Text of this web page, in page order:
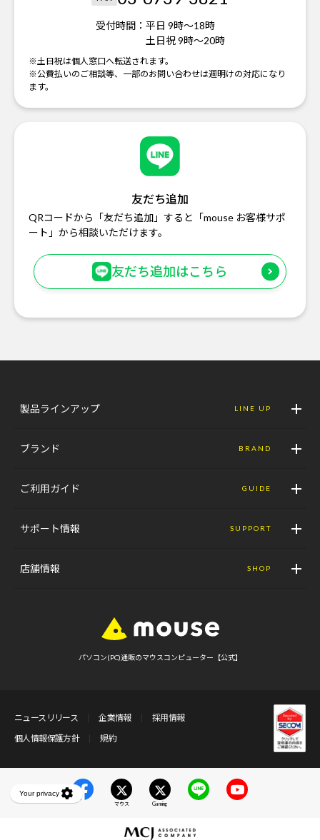
受付時間： 平日 9時～18時
土日祝 9時～20時
※土日祝は個人窓口へ転送されます。
※公費払いのご相談等、一部のお問い合わせは週明けの対応になり
ます。
友だち追加
QRコードから「友だち追加」すると「mouse お客様サポ
ート」から相談いただけます。
友だち追加はこちら
製品ラインアップ LINE UP
ブランド BRAND
ご利用ガイド GUIDE
サポート情報 SUPPORT
店舗情報 SHOP
パソコン(PC)通販のマウスコンピューター【公式】
ニュースリリース 企業情報
採用情報
個人情報保護方針
規約
マウス Gaming